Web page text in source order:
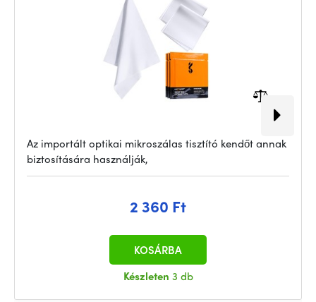
Az importált optikai mikroszálas tisztító kendőt annak
biztosítására használják,
2 360 Ft
Készleten 3 db
KOSÁRBA